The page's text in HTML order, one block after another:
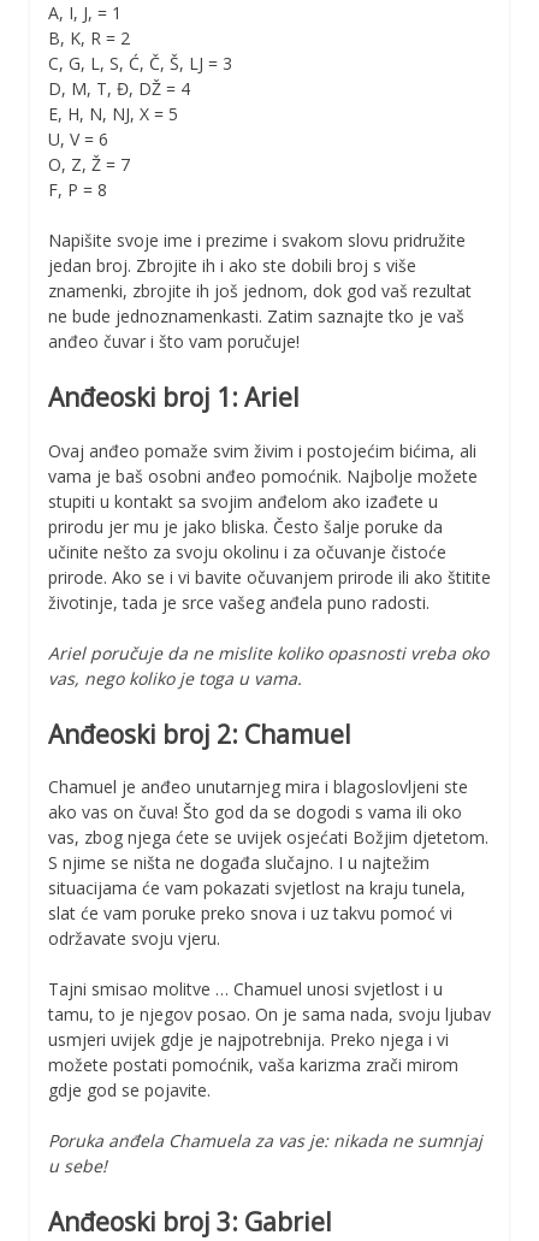
A, I, J, = 1
B, K, R = 2
C, G, L, S, Ć, Č, Š, LJ = 3
D, M, T, Đ, DŽ = 4
E, H, N, NJ, X = 5
U, V = 6
O, Z, Ž = 7
F, P = 8
Napišite svoje ime i prezime i svakom slovu pridružite
jedan broj. Zbrojite ih i ako ste dobili broj s više
znamenki, zbrojite ih još jednom, dok god vaš rezultat
ne bude jednoznamenkasti. Zatim saznajte tko je vaš
anđeo čuvar i što vam poručuje!
Anđeoski broj 1: Ariel
Ovaj anđeo pomaže svim živim i postojećim bićima, ali
vama je baš osobni anđeo pomoćnik. Najbolje možete
stupiti u kontakt sa svojim anđelom ako izađete u
prirodu jer mu je jako bliska. Često šalje poruke da
učinite nešto za svoju okolinu i za očuvanje čistoće
prirode. Ako se i vi bavite očuvanjem prirode ili ako štitite
životinje, tada je srce vašeg anđela puno radosti.
Ariel poručuje da ne mislite koliko opasnosti vreba oko
vas, nego koliko je toga u vama.
Anđeoski broj 2: Chamuel
Chamuel je anđeo unutarnjeg mira i blagoslovljeni ste
ako vas on čuva! Što god da se dogodi s vama ili oko
vas, zbog njega ćete se uvijek osjećati Božjim djetetom.
S njime se ništa ne događa slučajno. I u najtežim
situacijama će vam pokazati svjetlost na kraju tunela,
slat će vam poruke preko snova i uz takvu pomoć vi
održavate svoju vjeru.
Tajni smisao molitve … Chamuel unosi svjetlost i u
tamu, to je njegov posao. On je sama nada, svoju ljubav
usmjeri uvijek gdje je najpotrebnija. Preko njega i vi
možete postati pomoćnik, vaša karizma zrači mirom
gdje god se pojavite.
Poruka anđela Chamuela za vas je: nikada ne sumnjaj
u sebe!
Anđeoski broj 3: Gabriel